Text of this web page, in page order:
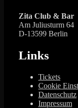
Zita Club & Bar
Am Juliusturm 64
D-13599 Berlin
Links
Tickets
Cookie
Datenschutz
Impressum